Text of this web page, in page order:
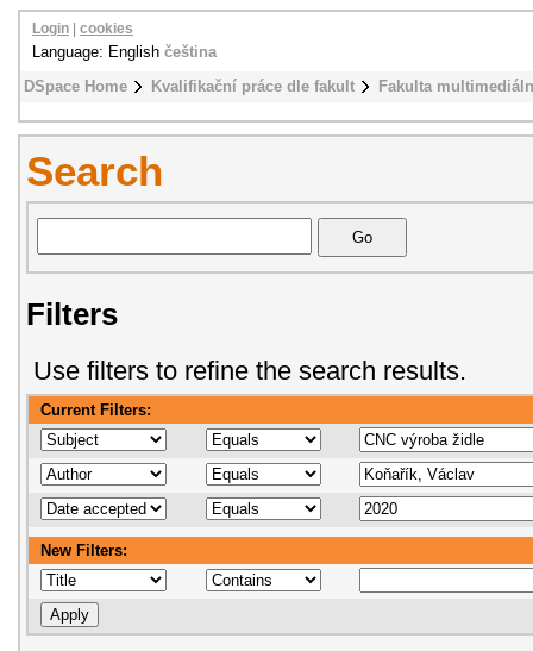
DSpace Home Kvalifikační práce dle fakult Fakulta
Login cookies
Language: English čeština
Search
Filters
Use filters to refine the search results.
Current Filters:
New Filters: